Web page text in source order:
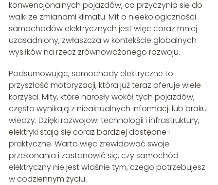
konwencjonalnych pojazdów, co przyczynia się do
walki ze zmianami klimatu. Mit o nieekologiczności
samochodów elektrycznych jest więc coraz mniej
uzasadniony, zwłaszcza w kontekście globalnych
wysiłków na rzecz zrównoważonego rozwoju.
Podsumowując, samochody elektryczne to
przyszłość motoryzacji, która już teraz oferuje wiele
korzyści. Mity, które narosły wokół tych pojazdów,
często wynikają z nieaktualnych informacji lub braku
wiedzy. Dzięki rozwojowi technologii i infrastruktury,
elektryki stają się coraz bardziej dostępne i
praktyczne. Warto więc zrewidować swoje
przekonania i zastanowić się, czy samochód
elektryczny nie jest właśnie tym, czego potrzebujesz
w codziennym życiu.